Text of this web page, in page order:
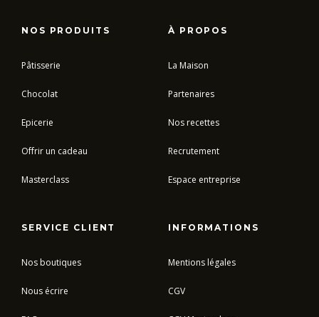
NOS PRODUITS
Pâtisserie
Chocolat
Epicerie
Offrir un cadeau
Masterclass
À PROPOS
La Maison
Partenaires
Nos recettes
Recrutement
Espace entreprise
SERVICE CLIENT
Nos boutiques
Nous écrire
INFORMATIONS
Mentions légales
CGV